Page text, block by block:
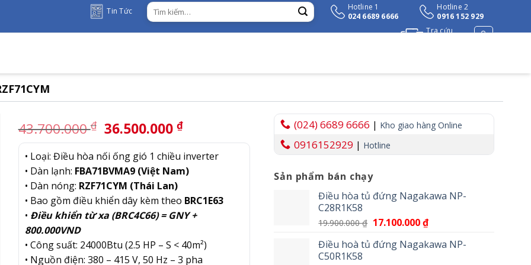
Tin Tức
Tìm
kiếm:
Hotline 1
024 6689 6666
Hotline 2
0916 152 929
Tra cứu
43.700.000₫ Giá
gốc
là:
43.700.000 ₫.
36.500.000₫
hiện
tại
là:
• Loại: Điều hòa nối ống gió 1 chiều inverter
• Dàn lạnh: FBA71BVMA9 (Việt Nam)
• Dàn nóng: RZF71CYM (Thái Lan)
• Bao gồm điều khiển dây kèm theo BRC1E63
• Điều khiển từ xa (BRC4C66) = GNY +
800.000VND
• Công suất: 24000Btu (2.5 HP – S < 40m²)
• Nguồn điện: 380 – 415 V, 50 Hz – 3 pha
(024) 6689 6666 | Kho giao hàng Online
0916152929 | Hotline
Sản phẩm bán chạy
Điều hòa tủ đứng Nagakawa NP-
C28R1K58
19.900.000₫ Giá
là:
17.100.000₫Giá
tại
Điều hoà tủ đứng Nagakawa NP-
C50R1K58